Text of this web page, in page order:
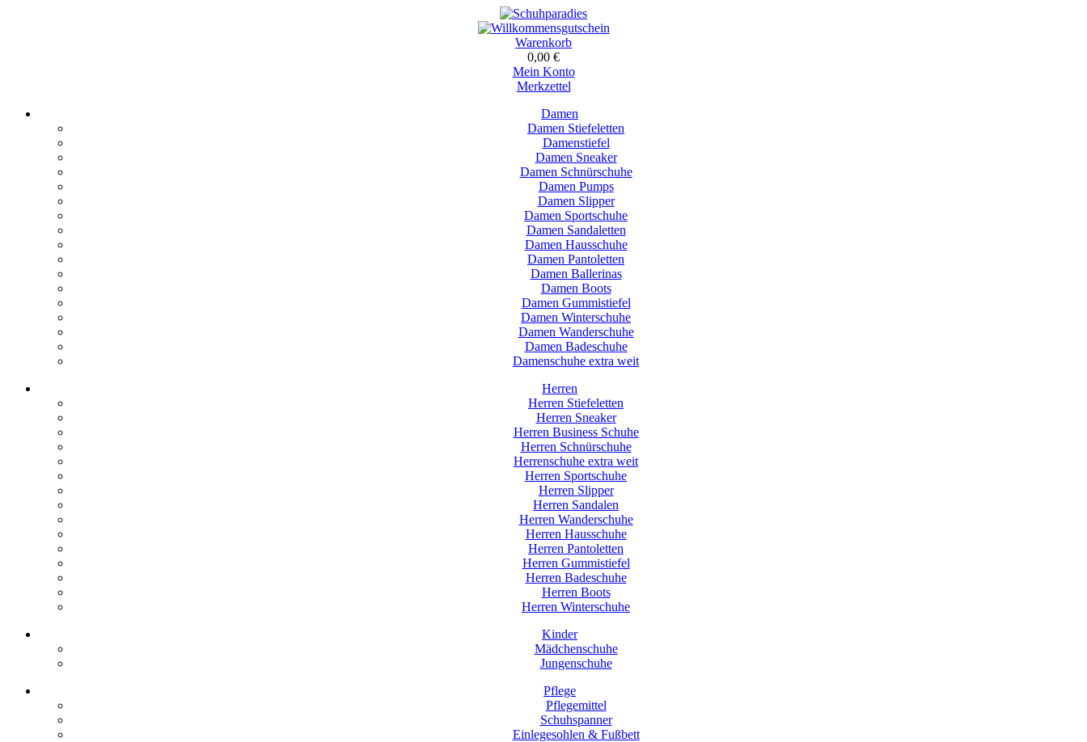
Warenkorb
0,00 €
Mein Konto
Merkzettel
Damen
Damen Stiefeletten
Damenstiefel
Damen Sneaker
Damen Schnürschuhe
Damen Pumps
Damen Slipper
Damen Sportschuhe
Damen Sandaletten
Damen Hausschuhe
Damen Pantoletten
Damen Ballerinas
Damen Boots
Damen Gummistiefel
Damen Winterschuhe
Damen Wanderschuhe
Damen Badeschuhe
Damenschuhe extra weit
Herren
Herren Stiefeletten
Herren Sneaker
Herren Business Schuhe
Herren Schnürschuhe
Herrenschuhe extra weit
Herren Sportschuhe
Herren Slipper
Herren Sandalen
Herren Wanderschuhe
Herren Hausschuhe
Herren Pantoletten
Herren Gummistiefel
Herren Badeschuhe
Herren Boots
Herren Winterschuhe
Kinder
Mädchenschuhe
Jungenschuhe
Pflege
Pflegemittel
Schuhspanner
Einlegesohlen & Fußbett